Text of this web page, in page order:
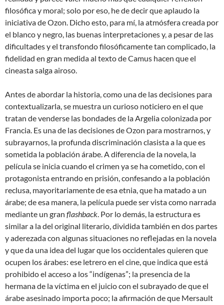
filosófica y moral; solo por eso, he de decir que aplaudo la
iniciativa de Ozon. Dicho esto, para mí, la atmósfera creada por
el blanco y negro, las buenas interpretaciones y, a pesar de las
dificultades y el transfondo filosóficamente tan complicado, la
fidelidad en gran medida al texto de Camus hacen que el
cineasta salga airoso.
Antes de abordar la historia, como una de las decisiones para
contextualizarla, se muestra un curioso noticiero en el que
tratan de venderse las bondades de la Argelia colonizada por
Francia. Es una de las decisiones de Ozon para mostrarnos, y
subrayarnos, la profunda discriminación clasista a la que es
sometida la población árabe. A diferencia de la novela, la
película se inicia cuando el crimen ya se ha cometido, con el
protagonista entrando en prisión, confesando a la población
reclusa, mayoritariamente de esa etnia, que ha matado a un
árabe; de esa manera, la película puede ser vista como narrada
mediante un gran flashback. Por lo demás, la estructura es
similar a la del original literario, dividida también en dos partes
y aderezada con algunas situaciones no reflejadas en la novela
y que da una idea del lugar que los occidentales quieren que
ocupen los árabes: ese letrero en el cine, que indica que está
prohibido el acceso a los “indígenas”; la presencia de la
hermana de la víctima en el juicio con el subrayado de que el
árabe asesinado importa poco; la afirmación de que Mersault